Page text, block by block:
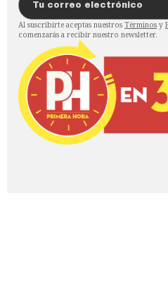
Al suscribirte aceptas nuestros Términos y
comenzarás a recibir nuestro newsletter.